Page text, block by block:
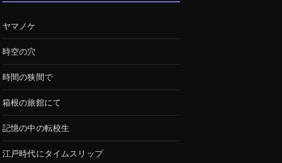
ヤマノケ
時空の穴
時間の狭間で
箱根の旅館にて
記憶の中の転校生
江戸時代にタイムスリップ